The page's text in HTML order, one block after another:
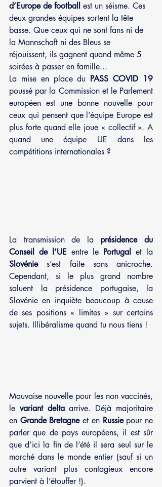
d’Europe de football est un séisme. Ces
deux grandes équipes sortent la tête
basse. Que ceux qui ne sont fans ni de
la Mannschaft ni des Bleus se
réjouissent, ils gagnent quand même 5
soirées à passer en famille...
La mise en place du PASS COVID 19
poussé par la Commission et le Parlement
européen est une bonne nouvelle pour
ceux qui pensent que l’équipe Europe est
plus forte quand elle joue « collectif ». A
quand une équipe UE dans les
compétitions internationales ?
La transmission de la présidence du
Conseil de l’UE entre le Portugal
Slovénie s’est faite sans anicroche.
Cependant, si le plus grand nombre
saluent la présidence portugaise, la
Slovénie en inquiète beaucoup à cause
de ses positions « limites » sur certains
sujets. Illibéralisme quand tu nous tiens !
Mauvaise nouvelle pour les non vaccinés,
le variant delta arrive. Déjà majoritaire
en Grande Bretagne et en Russie pour ne
parler que de pays européens, il est sûr
que d’ici la fin de l’été il sera seul sur le
marché dans le monde entier (sauf si un
autre variant plus contagieux encore
parvient à l’étouffer !).